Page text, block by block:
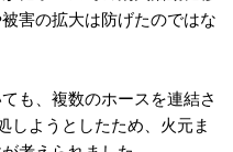
害の拡大は防げたのではな
も、複数のホースを連結さ
しようとしたため、火元ま